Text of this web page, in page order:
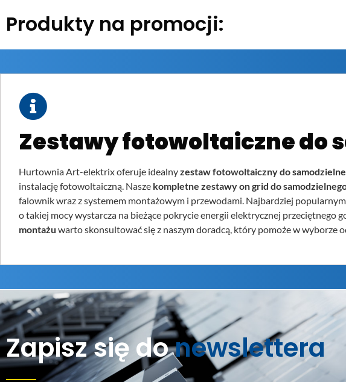
Produkty na promocji:
Zestawy fotowoltaiczne do
Hurtownia Art-elektrix oferuje idealnyzestaw fotowoltaiczny do
instalację fotowoltaiczną. Nasze kompletne zestawy on grid do
falownik wraz z systemem montażowym i przewodami. Najbardziej
o takiej mocy wystarcza na bieżące pokrycie energii elektrycznej przeciętnego
montażu warto skonsultować się z naszym doradcą, który pomoże w wyborze
Zapisz się donewslettera